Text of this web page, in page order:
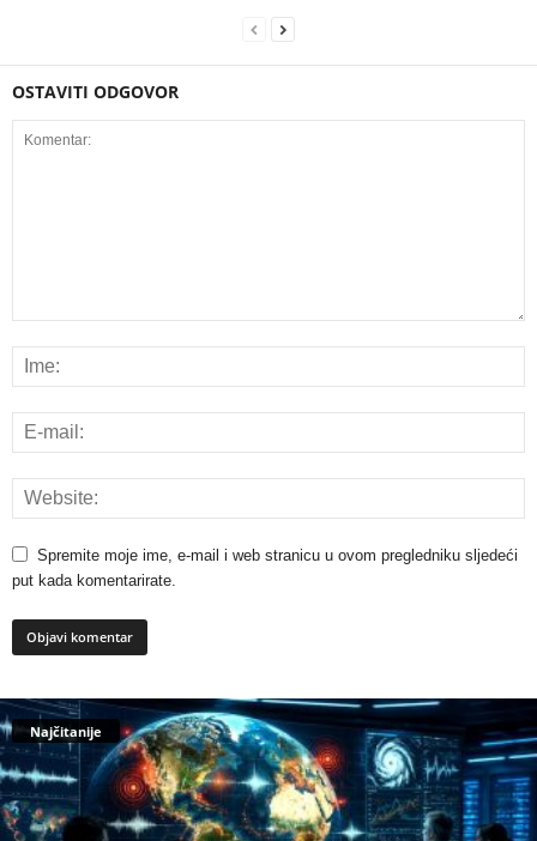
OSTAVITI ODGOVOR
Spremite moje ime, e-mail i web stranicu u ovom pregledniku sljedeći
put kada komentarirate.
Najčitanije